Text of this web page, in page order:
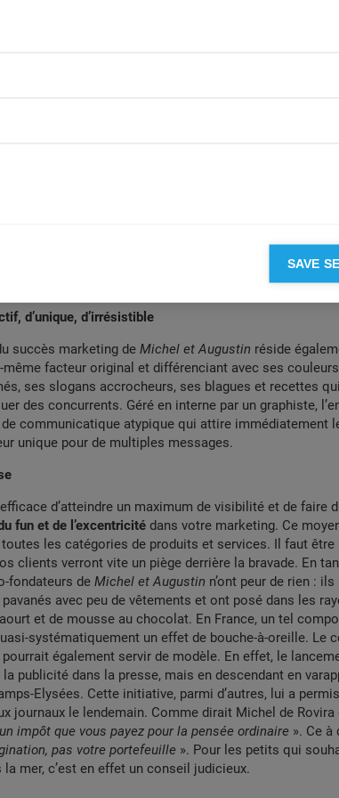
le cas
et le réseau social français, Viadeo. Ce choix de
une stratégie qui vise à maximiser l’impact de
les évènements de la marque.
alternatives à la télévision et les panneaux
à... la
. Dans les années 1980, il y avait une
en conteur, notamment pour la radioBFM.Un
été ciblé comme un moyen de commercialiser
journalistes s’intéressant à l'aventure
d’unique, d’irrésistible
succès marketing de Michel et Augustin réside
même facteur original et différenciant avec ses
ses slogans accrocheurs, ses blagues et recettes
des concurrents. Géré en interne par un graphiste,
communicatique atypique qui attire immédiatement
unique pour de multiples messages.
d’atteindre un maximum de visibilité et de faire
fun et de l’excentricité dans votre marketing. Ce
les catégories de produits et services. Il faut être
clients verront vite un piège derrière la bravade. En
fondateurs de Michel et Augustin n’ont peur de rien :
avec peu de vêtements et ont posé dans les
et de mousse au chocolat. En France, un tel
systématiquement un effet de bouche-à-oreille. Le
également servir de modèle. En effet, le
la publicité dans la presse, mais en descendant en
Elysées. Cette initiative, parmi d’autres, lui a
journaux le lendemain. Comme dirait Michel de Rovira
impôt que vous payez pour la pensée ordinaire ». Ce à
pas votre portefeuille ». Pour les petits qui
mer, c’est en effet un conseil judicieux.
SAVE